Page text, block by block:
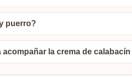
puerro?
la crema de